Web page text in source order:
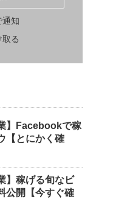
通知
る
】Facebookで稼
【とにかく確
】稼げる旬なビ
公開【今すぐ確